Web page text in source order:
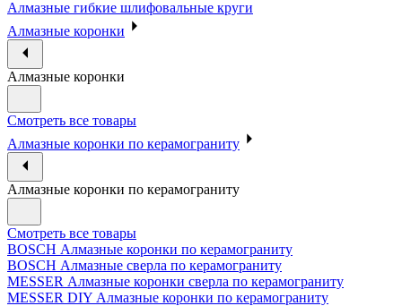
Алмазные гибкие шлифовальные круги
Алмазные коронки
Алмазные коронки
Смотреть все товары
Алмазные коронки по керамограниту
Алмазные коронки по керамограниту
Смотреть все товары
BOSCH Алмазные коронки по керамограниту
BOSCH Алмазные сверла по керамограниту
MESSER Алмазные коронки сверла по керамограниту
MESSER DIY Алмазные коронки по керамограниту